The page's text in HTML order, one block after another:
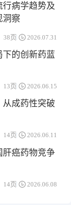
行病学趋势及
洞察
38页 2026.07.31
下的创新药蓝
13页 2026.06.15
成药性突破
14页 2026.06.11
肝癌药物竞争
14页 2026.06.08